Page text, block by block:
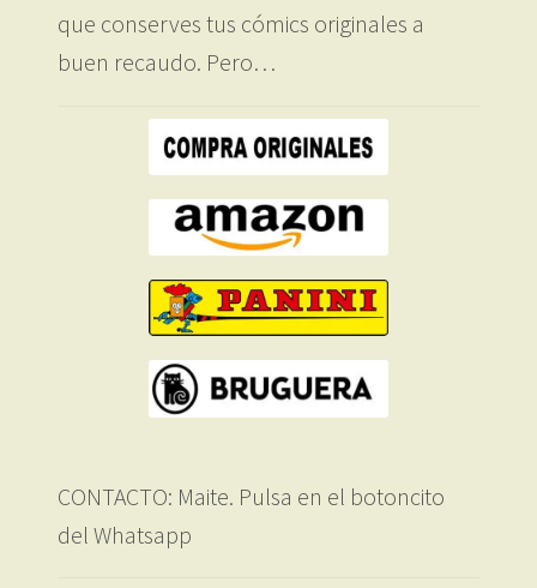
que conserves tus cómics originales a
buen recaudo. Pero…
CONTACTO: Maite. Pulsa en el botoncito
del Whatsapp